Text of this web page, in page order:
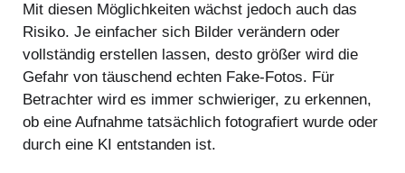
Mit diesen Möglichkeiten wächst jedoch auch das
Risiko. Je einfacher sich Bilder verändern oder
vollständig erstellen lassen, desto größer wird die
Gefahr von täuschend echten Fake-Fotos. Für
Betrachter wird es immer schwieriger, zu erkennen,
ob eine Aufnahme tatsächlich fotografiert wurde oder
durch eine KI entstanden ist.